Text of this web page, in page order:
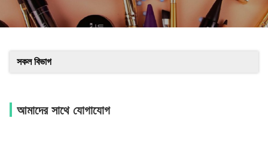
সকল বিভাগ
আমাদের সাথে যোগাযোগ